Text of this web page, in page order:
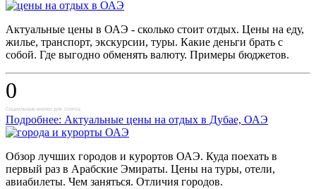
Актуальные цены в ОАЭ - сколько стоит отдых. Цены на еду,
жилье, транспорт, экскурсии, туры. Какие деньги брать с
собой. Где выгодно обменять валюту. Примеры бюджетов.
0
Социальные кнопки для Joomla
Подробнее: Актуальные цены на отдых в Дубае, ОАЭ
Обзор лучших городов и курортов ОАЭ. Куда поехать в
первый раз в Арабские Эмираты. Цены на туры, отели,
авиабилеты. Чем заняться. Отличия городов.